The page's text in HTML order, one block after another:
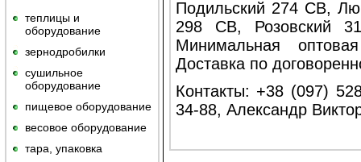
теплицы и
оборудование
зернодробилки
сушильное
оборудование
пищевое оборудование
весовое оборудование
тара, упаковка
Подильский 274 СВ,
298 СВ, Розовский
Минимальная
Доставка по
Контакты: +38 (097)
34-88, Александр